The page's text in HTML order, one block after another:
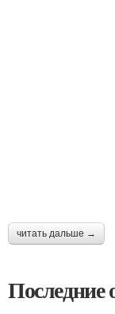
читать дальше →
Последние